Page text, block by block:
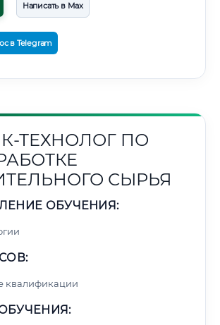
Написать в Max
в Telegram
ТЕХНОЛОГ ПО
СЫРЬЯ
ОБУЧЕНИЯ:
квалификации